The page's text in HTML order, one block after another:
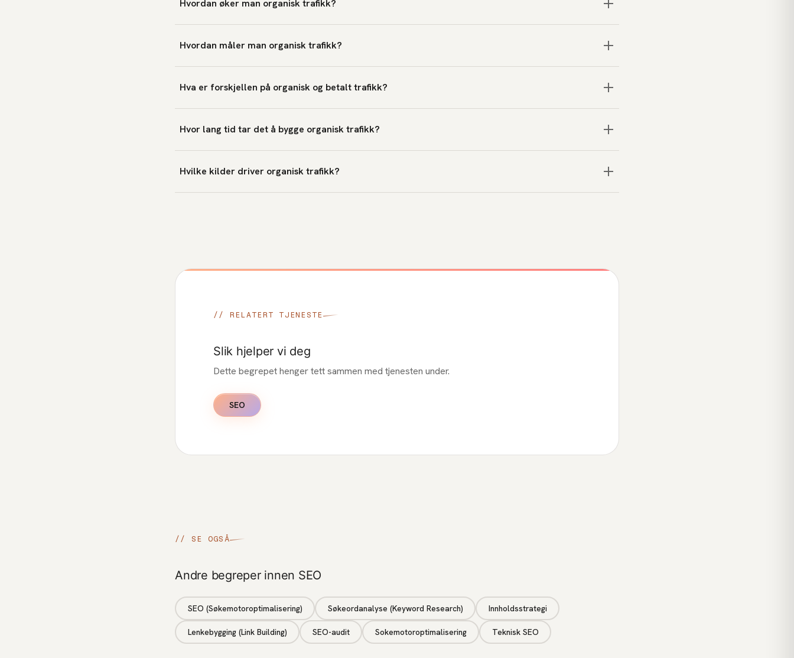
Hvordan øker man organisk trafikk?
Hvordan måler man organisk trafikk?
Hva er forskjellen på organisk og betalt trafikk?
Hvor lang tid tar det å bygge organisk trafikk?
Hvilke kilder driver organisk trafikk?
// RELATERT TJENESTE
Slik hjelper vi deg
Dette begrepet henger tett sammen med tjenesten under.
SEO
// SE OGSÅ
Andre begreper innen SEO
SEO (Søkemotoroptimalisering) Søkeordanalyse (Keyword Research) Innholdsstrategi
Lenkebygging (Link Building) SEO-audit Sokemotoroptimalisering Teknisk SEO